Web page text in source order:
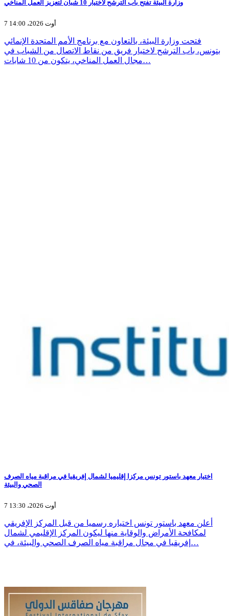
وزارة البيئة تفتح باب الترشح لاختيار 10 شبان لتعزيز العمل المناخي
7 أوت 2026، 14:00
فتحت وزارة البيئة، بالتعاون مع برنامج الأمم المتحدة الإنمائي
بتونس، باب الترشح لاختيار فريق من نقاط الاتصال من الشباب في
مجال العمل المناخي، يتكون من 10 شابات…
اختيار معهد باستور تونس مركزا إقليميا لشمال إفريقيا في مراقبة مياه الصرف
الصحي والبيئة
7 أوت 2026، 13:30
أعلن معهد باستور تونس اختياره رسميا من قبل المركز الإفريقي
لمكافحة الأمراض والوقاية منها ليكون المركز الإقليمي لشمال
إفريقيا في مجال مراقبة مياه الصرف الصحي والبيئة، في…